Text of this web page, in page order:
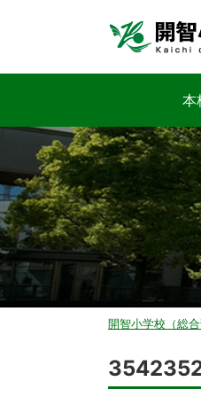
本
開智小学校（総合